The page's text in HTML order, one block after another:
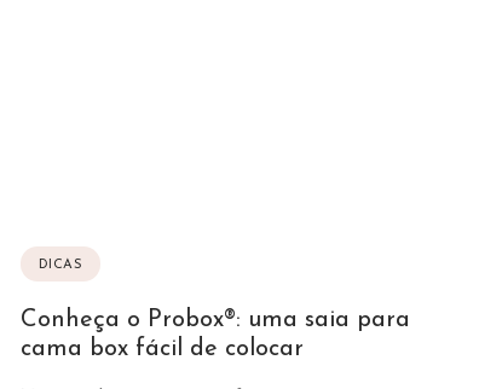
DICAS
Conheça o Probox®: uma saia para
cama box fácil de colocar